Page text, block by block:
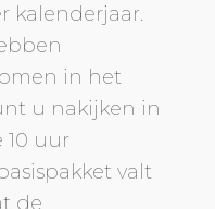
kalenderjaar.
in het
u nakijken in
10 uur
valt
de